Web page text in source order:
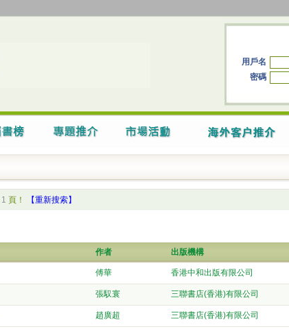
用戶名
密碼
1 頁！ 【重新搜索】
作者 出版機構
傅華 香港中和出版有限公司
張馭寰 三聯書店(香港)有限公司
趙廣超 三聯書店(香港)有限公司